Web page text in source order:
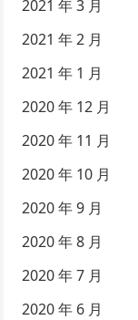
2021 年 3 月
2021 年 2 月
2021 年 1 月
2020 年 12 月
2020 年 11 月
2020 年 10 月
2020 年 9 月
2020 年 8 月
2020 年 7 月
2020 年 6 月